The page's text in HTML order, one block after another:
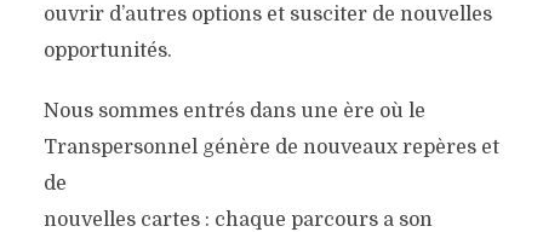
ouvrir d’autres options et susciter de nouvelles
opportunités.
Nous sommes entrés dans une ère où le
Transpersonnel génère de nouveaux repères et
de
nouvelles cartes : chaque parcours a son